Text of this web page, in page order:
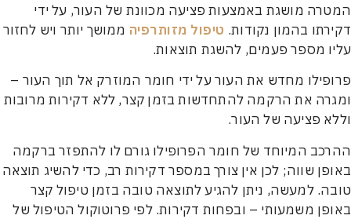
מושגת באמצעות פציעה מכוונת של העור, על ידי
בהמון נקודות.טיפול מזותרפיהממושך יותר ויש לחזור
מספר פעמים, להשגת תוצאות.
מחדש את העור על ידי חומר המוזרק אל תוך העור –
את הרקמה להתחדשות בזמן קצר, ללא דקירות מרובות
פציעה של העור.
המיוחד של חומר הפרופילו גורם לו להתפזר ברקמה
שווה; לכן אין צורך במספר דקירות רב, כדי להשיג תוצאה
למעשה, ניתן להגיע לתוצאה טובה בזמן טיפול קצר
משמעותי – ובפחות דקירות. לפי פרוטוקול הטיפול של